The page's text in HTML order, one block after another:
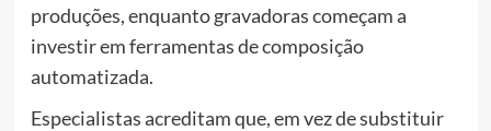
produções, enquanto gravadoras começam a
investir em ferramentas de composição
automatizada.
Especialistas acreditam que, em vez de substituir